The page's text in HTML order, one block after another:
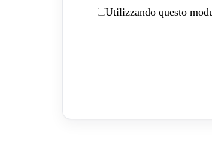
Utilizzando questo